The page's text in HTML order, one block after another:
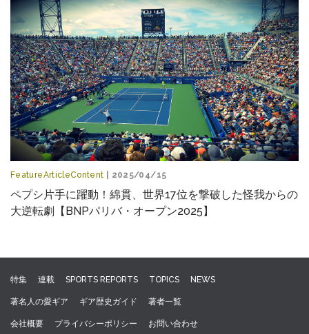
FeatureArticleContent | 2025/04/15
ペプシ片手に躍動！綿貫、世界17位を撃破した怪我からの
大逆転劇【BNPパリバ・オープン2025】
特集 連載 SPORTS REPORTS TOPICS NEWS
著名人の愛ギア ギア歴史ガイド 著者一覧
会社概要 プライバシーポリシー お問い合わせ